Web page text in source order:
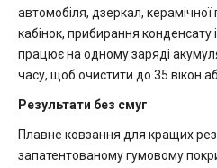
автомобіля, дзеркал,
кабінок, прибирання конденсату
працює на одному заряді
часу, щоб очистити до 35 вікон
Результати без смуг
Плавне ковзання для кращих
запатентованому гумовому